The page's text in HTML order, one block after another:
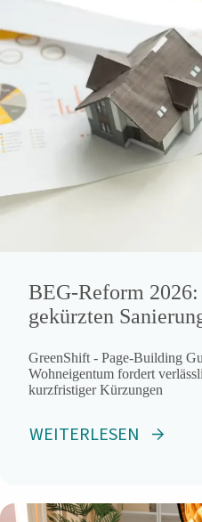
BEG-Reform
gekürzten
GreenShift - Page-Building
Wohneigentum fordert
kurzfristiger Kürzungen
WEITERLESEN